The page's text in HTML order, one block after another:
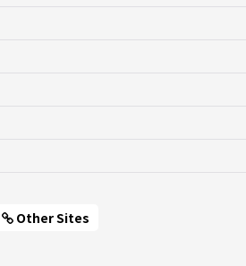
Other Sites